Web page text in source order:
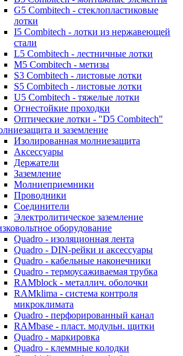
G5 Combitech - стеклопластиковые
лотки
I5 Combitech - лотки из нержавеющей
стали
L5 Combitech - лестничные лотки
M5 Combitech - метизы
S3 Combitech - листовые лотки
S5 Combitech - листовые лотки
U5 Combitech - тяжелые лотки
Огнестойкие проходки
Оптические лотки - "D5 Combitech"
и заземление
Изолированная молниезащита
Аксессуары
Держатели
Заземление
Молниеприемники
Проводники
Соединители
Электролитическое заземление
оборудование
Quadro - изоляционная лента
Quadro - DIN-рейки и аксессуары
Quadro - кабельные наконечники
Quadro - термоусаживаемая трубка
RAMblock - металлич. оболочки
RAMklima - система контроля
микроклимата
Quadro - перфорированный канал
RAMbase - пласт. модульн. щитки
Quadro - маркировка
Quadro - клеммные колодки